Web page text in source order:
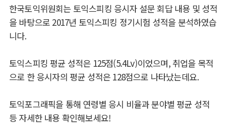
한국토익위원회는 토익스피킹 응시자 설문 회답 내용 및 성적
을 바탕으로 2017년 토익스피킹 정기시험 성적을 분석하였습
니다.
토익스피킹 평균 성적은 125점(5.4Lv)이었으며, 취업을 목적
으로 한 응시자의 평균 성적은 128점으로 나타났는데요.
토익포그래픽을 통해 연령별 응시 비율과 분야별 평균 성적
등 자세한 내용 확인해보세요!